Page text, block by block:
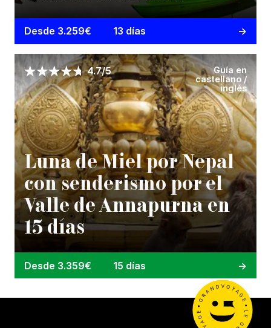
Desde 3.259€ 13 días
4.7/5
Guía en
castellano /
inglés
Luna de Miel por Nepal
con senderismo por el
Valle de Annapurna en
15 días
Desde 3.359€ 15 días